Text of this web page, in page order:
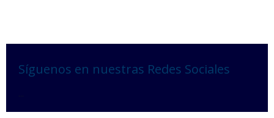
Síguenos en nuestras Redes Sociales